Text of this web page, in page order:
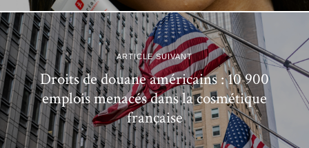
ARTICLE SUIVANT
Droits de douane américains : 10 900
emplois menacés dans la cosmétique
française